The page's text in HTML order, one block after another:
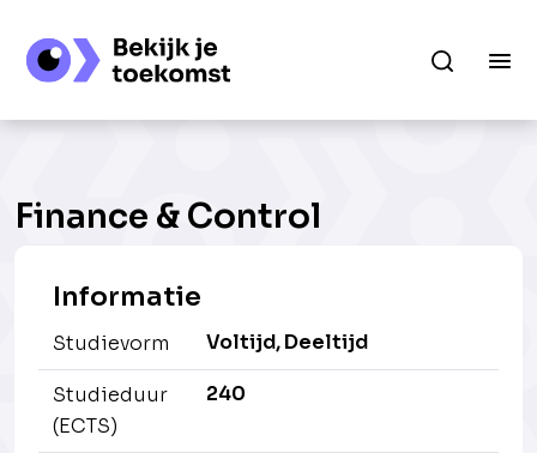
Finance & Control
Informatie
Studievorm Voltijd, Deeltijd
Studieduur
(ECTS)
240